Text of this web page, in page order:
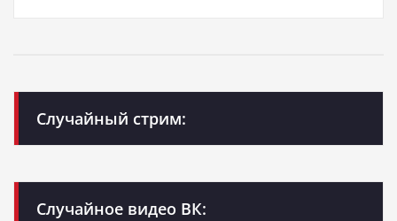
Случайный стрим:
Случайное видео ВК: